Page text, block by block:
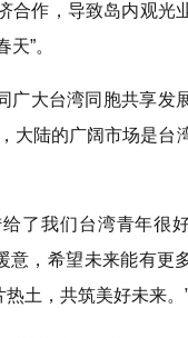
作，导致岛内观光
”。
广大台湾同胞共享发
大陆的广阔市场是台
了我们台湾青年很
意，希望未来能有更
土，共筑美好未来。